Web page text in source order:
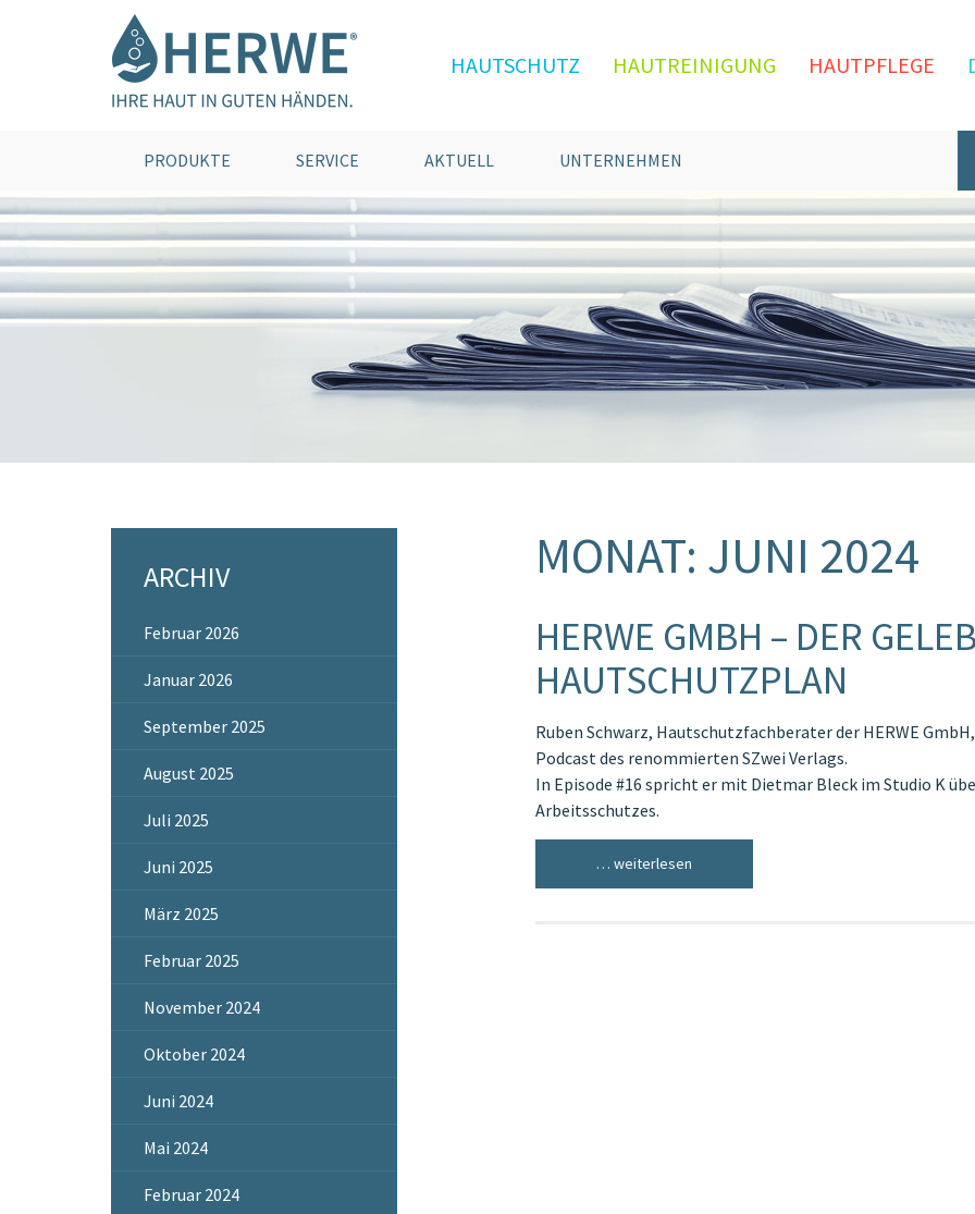
HAUTSCHUTZ HAUTREINIGUNG HAUTPFLEGE
PRODUKTE SERVICE AKTUELL UNTERNEHMEN
ARCHIV
Februar 2026
Januar 2026
September 2025
August 2025
Juli 2025
Juni 2025
März 2025
Februar 2025
November 2024
Oktober 2024
Juni 2024
Mai 2024
Februar 2024
MONAT: JUNI 2024
HERWE GMBH – DER
HAUTSCHUTZPLAN
Ruben Schwarz, Hautschutzfachberater der HERWE
Podcast des renommierten SZwei Verlags.
In Episode #16 spricht er mit Dietmar Bleck im Studio K
Arbeitsschutzes.
… weiterlesen